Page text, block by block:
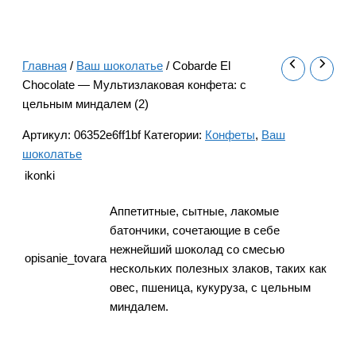
Главная / Ваш шоколатье / Cobarde El
Chocolate — Мультизлаковая конфета: с
цельным миндалем (2)
Артикул: 06352e6ff1bf Категории: Конфеты, Ваш
шоколатье
ikonki
opisanie_tovara
Аппетитные, сытные, лакомые
батончики, сочетающие в себе
нежнейший шоколад со смесью
нескольких полезных злаков, таких как
овес, пшеница, кукуруза, с цельным
миндалем.